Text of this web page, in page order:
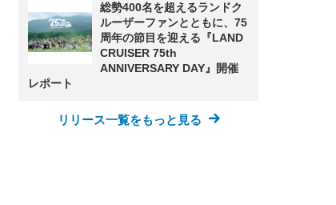
総勢400名を超えるランドク
ルーザーファンとともに、75
周年の節目を迎える『LAND
CRUISER 75th
ANNIVERSARY DAY』開催
レポート
リリース一覧をもっと見る